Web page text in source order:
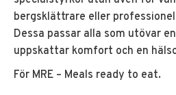
bergsklättrare eller
Dessa passar alla som utövar
uppskattar komfort och en
För MRE – Meals ready to eat.